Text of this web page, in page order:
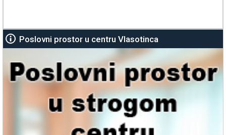
Poslovni prostor u centru Vlasotinca